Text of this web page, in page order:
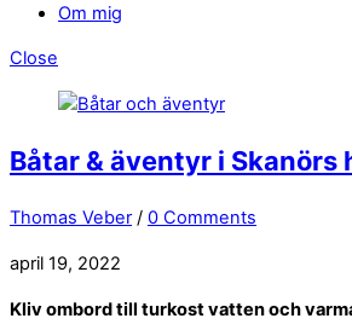
Om mig
Close
Båtar & äventyr i Skanörs
Thomas Veber / 0 Comments
april 19, 2022
Kliv ombord till turkost vatten och